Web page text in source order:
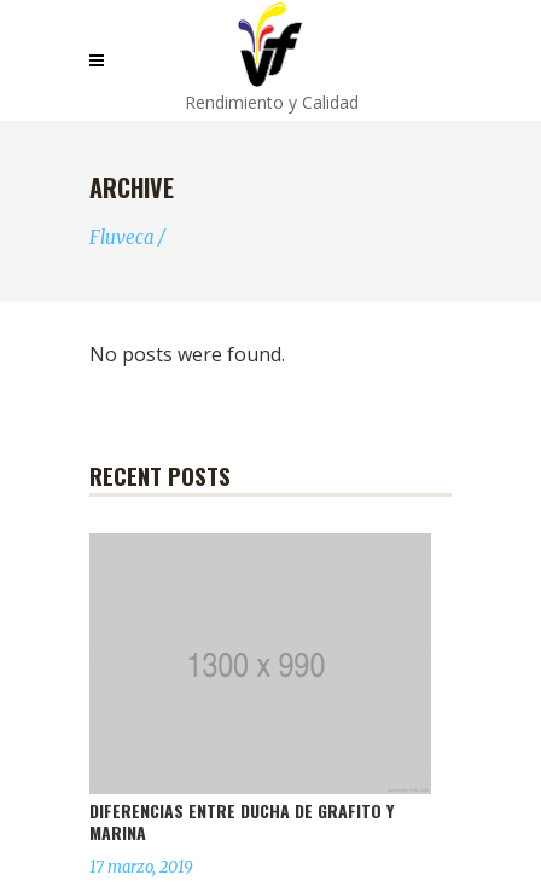
Rendimiento y Calidad
ARCHIVE
Fluveca /
No posts were found.
RECENT POSTS
DIFERENCIAS ENTRE DUCHA DE GRAFITO Y
MARINA
17 marzo, 2019